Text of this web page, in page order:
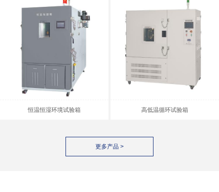
恒温恒湿环境试验箱 高低温循环试验箱
更多产品 >